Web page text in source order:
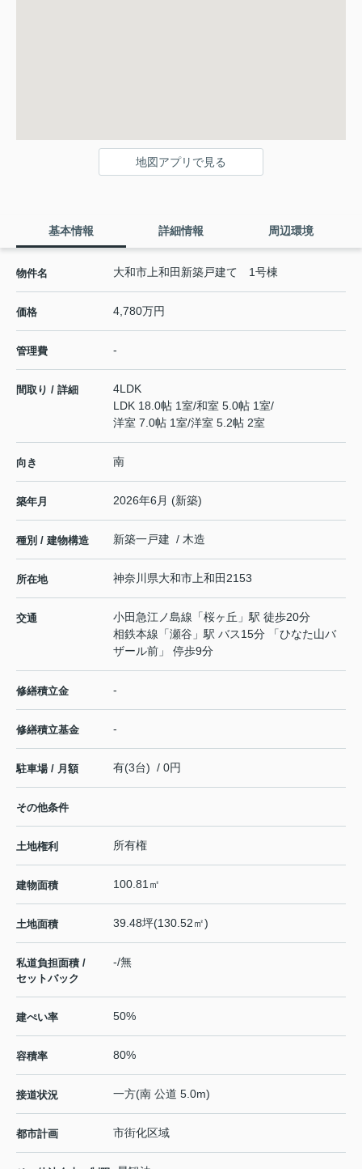
地図アプリで見る
基本情報 詳細情報 周辺環境
物件名 大和市上和田新築戸建て 1号棟
価格 4,780万円
管理費 -
間取り / 詳細
4LDK
LDK 18.0帖 1室/和室 5.0帖 1室/
洋室 7.0帖 1室/洋室 5.2帖 2室
向き 南
築年月 2026年6月 (新築)
種別 / 建物構造 新築一戸建 / 木造
所在地 神奈川県大和市 上和田 2153
交通 小田急江ノ島線 「桜ヶ丘 」駅 徒歩20分
相鉄本線 「瀬谷 」駅 バス15分 「ひなた山バ
ザール前」 停歩9分
修繕積立金 -
修繕積立基金 -
駐車場 / 月額 有(3台) / 0円
その他条件
土地権利 所有権
建物面積 100.81㎡
土地面積 39.48坪(130.52㎡)
私道負担面積 /
セットバック
-/無
建ぺい率 50%
容積率 80%
接道状況 一方(南 公道 5.0m)
都市計画 市街化区域